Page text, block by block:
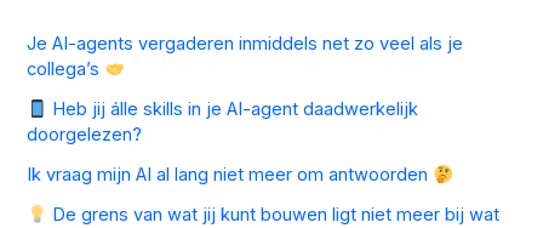
Je AI-agents vergaderen inmiddels net zo veel als je
collega’s
Heb jij álle skills in je AI-agent daadwerkelijk
doorgelezen?
Ik vraag mijn AI al lang niet meer om antwoorden
De grens van wat jij kunt bouwen ligt niet meer bij wat